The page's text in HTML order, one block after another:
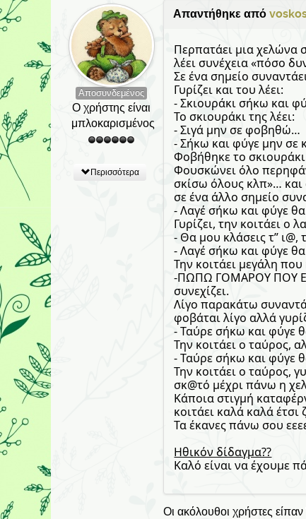
Αποσυνδεμένος
Ο χρήστης είναι
μπλοκαρισμένος
Περισσότερα
Απαντήθηκε από
Περπατάει μια χελώνα
λέει συνέχεια «πόσο
Σε ένα σημείο
Γυρίζει και του λέει:
- Σκιουράκι σήκω και
Το σκιουράκι της λέει:
- Σιγά μην σε φοβηθώ…
- Σήκω και φύγε μην σε
Φοβήθηκε το
Φουσκώνει όλο
σκίσω όλους κλπ»… και
σε ένα άλλο σημείο
- Λαγέ σήκω και φύγε
Γυρίζει, την κοιτάει ο
- Θα μου κλάσεις τ” ι@,
- Λαγέ σήκω και φύγε
Την κοιτάει μεγάλη
-ΠΩΠΩ ΓΟΜΑΡΟΥ ΠΟΥ
συνεχίζει.
Λίγο παρακάτω
φοβάται λίγο αλλά
- Ταύρε σήκω και φύγε
Την κοιτάει ο ταύρος,
- Ταύρε σήκω και φύγε
Την κοιτάει ο ταύρος,
σκ@τό μέχρι πάνω η
Κάποια στιγμή
κοιτάει καλά καλά
Τα έκανες πάνω σου
Ηθικόν δίδαγμα??
Καλό είναι να έχουμε
Οι ακόλουθοι χρήστες